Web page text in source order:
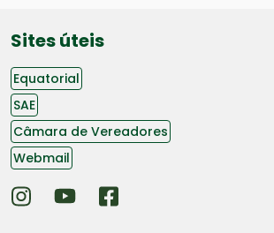
Sites úteis
Equatorial
SAE
Câmara de Vereadores
Webmail